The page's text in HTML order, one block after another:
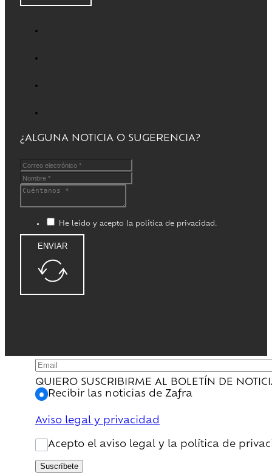
¿ALGUNA NOTICIA O SUGERENCIA?
He leido y acepto la política de privacidad.
ENVIAR
QUIERO SUSCRIBIRME AL BOLETÍN DE
Recibir las noticias de Zafra
Aviso legal y privacidad
Acepto el aviso legal y la política de
Suscríbete